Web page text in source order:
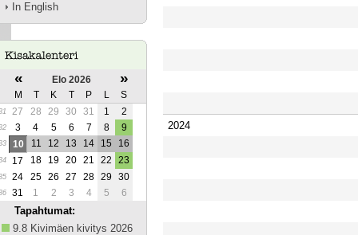
In English
« Elo 2026 »
M T K T P L S
27 28 29 30 31 1 2
3 4 5 6 7 8 9
10 11 12 13 14 15 16
17 18 19 20 21 22 23
24 25 26 27 28 29 30
31 1 2 3 4 5 6
Tapahtumat:
9.8 Kivimäen kivitys 2026
2024